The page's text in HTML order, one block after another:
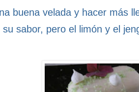
buena velada y hacer más
sabor, pero el limón y el